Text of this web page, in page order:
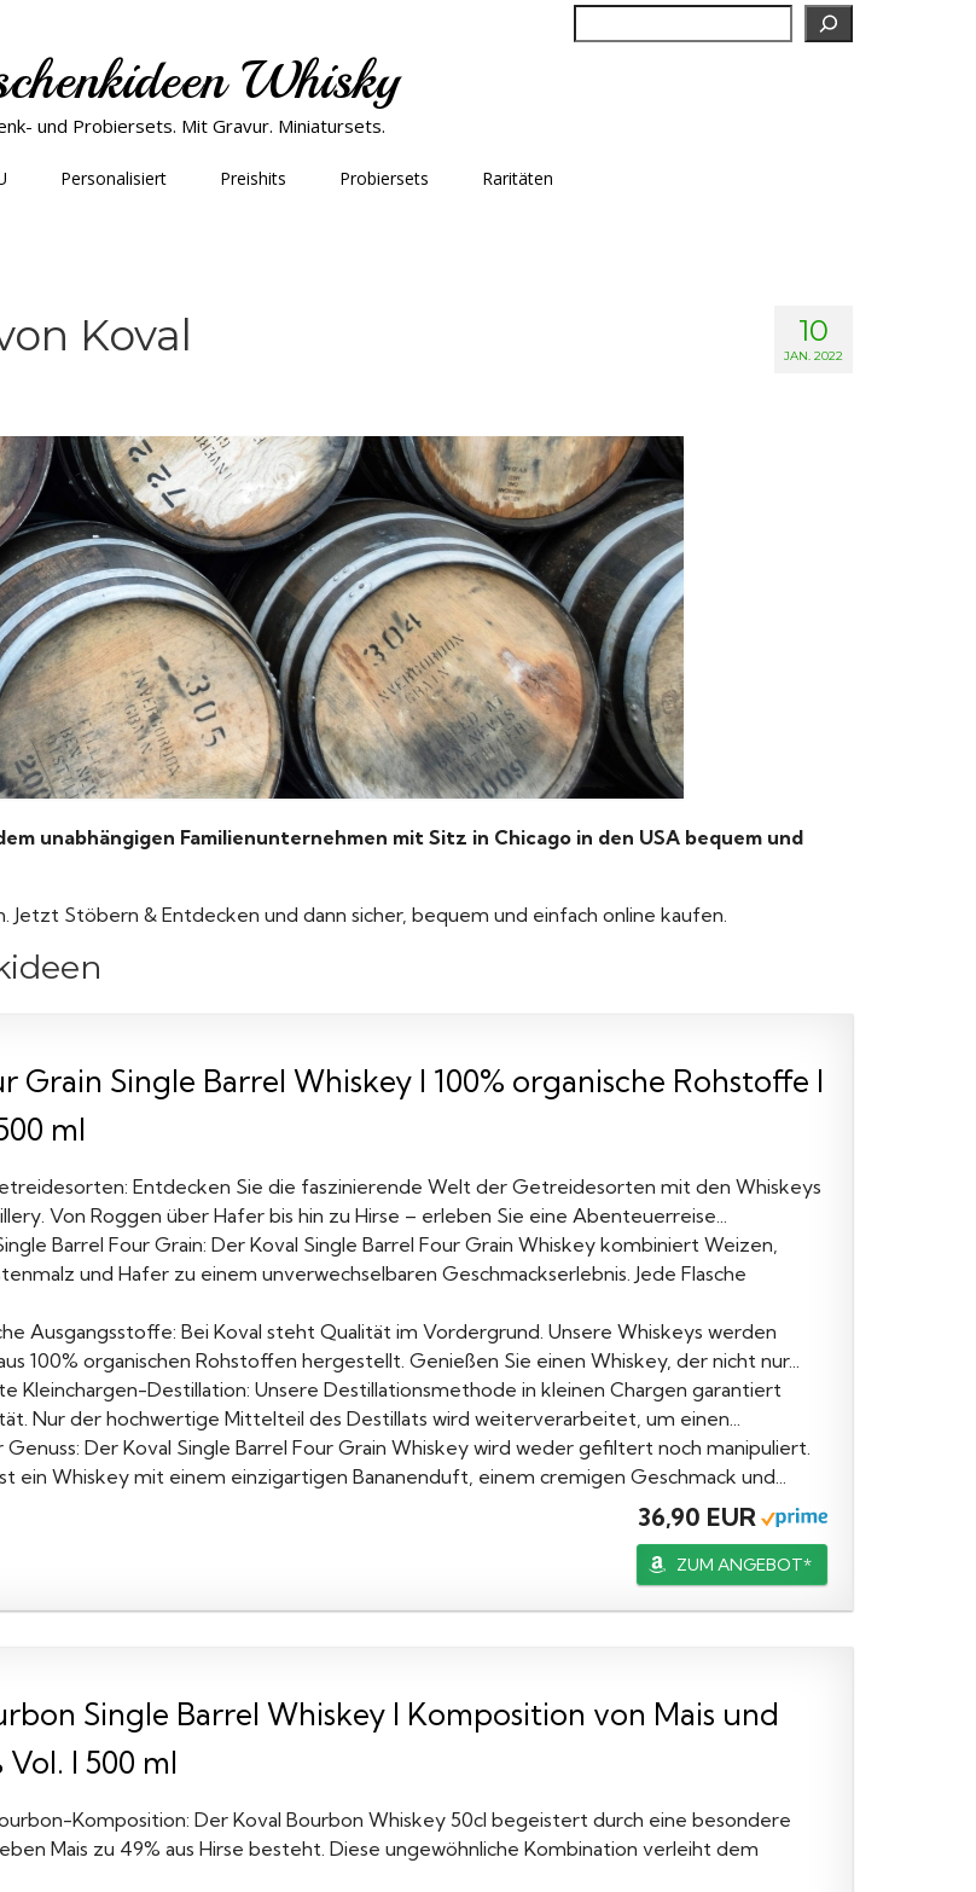
Suchen
Whisky
und Probiersets. Mit Gravur. Miniatursets.
Personalisiert Preishits Probiersets Raritäten
10
JAN. 2022
Koval
unabhängigen Familienunternehmen mit Sitz in Chicago in den USA bequem und
Stöbern & Entdecken und dann sicher, bequem und einfach online kaufen.
Grain Single Barrel Whiskey I 100% organische Rohstoffe I
ml
Entdecken Sie die faszinierende Welt der Getreidesorten mit den Whiskeys
Von Roggen über Hafer bis hin zu Hirse – erleben Sie eine Abenteuerreise...
Barrel Four Grain: Der Koval Single Barrel Four Grain Whiskey kombiniert Weizen,
und Hafer zu einem unverwechselbaren Geschmackserlebnis. Jede Flasche
Ausgangsstoffe: Bei Koval steht Qualität im Vordergrund. Unsere Whiskeys werden
100% organischen Rohstoffen hergestellt. Genießen Sie einen Whiskey, der nicht nur...
Kleinchargen-Destillation: Unsere Destillationsmethode in kleinen Chargen garantiert
Nur der hochwertige Mittelteil des Destillats wird weiterverarbeitet, um einen...
Der Koval Single Barrel Four Grain Whiskey wird weder gefiltert noch manipuliert.
ein Whiskey mit einem einzigartigen Bananenduft, einem cremigen Geschmack und...
36,90 EUR
ZUM ANGEBOT*
Single Barrel Whiskey I Komposition von Mais und
Vol. I 500 ml
Komposition: Der Koval Bourbon Whiskey 50cl begeistert durch eine besondere
Mais zu 49% aus Hirse besteht. Diese ungewöhnliche Kombination verleiht dem